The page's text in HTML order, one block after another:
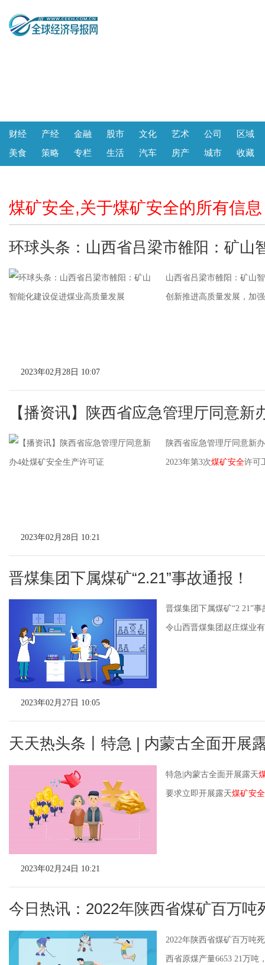
财经 产经 金融 股市 文化 艺术 公司
区域
美食
策略 专栏 生活 汽车 房产 城市 收藏
煤矿安全,关于煤矿安全的所有信息
环球头条：山西省吕梁市雒阳：矿山
山西省吕梁市雒阳：矿山
创新推进高质量发展，加
2023年02月28日 10:07
【播资讯】陕西省应急管理厅同意新
陕西省应急管理厅同意新
2023年第3次煤矿安全许可
2023年02月28日 10:21
晋煤集团下属煤矿“2.21”事故通报！
晋煤集团下属煤矿“2 21”
令山西晋煤集团赵庄煤业
2023年02月27日 10:05
天天热头条丨特急 | 内蒙古全面开展
特急|内蒙古全面开展露天
要求立即开展露天煤矿安全
2023年02月24日 10:21
今日热讯：2022年陕西省煤矿百万吨
2022年陕西省煤矿百万吨
西省原煤产量6653 21万吨